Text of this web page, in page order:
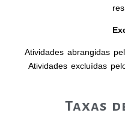
Atividades abrangidas
Atividades excluídas
Taxas